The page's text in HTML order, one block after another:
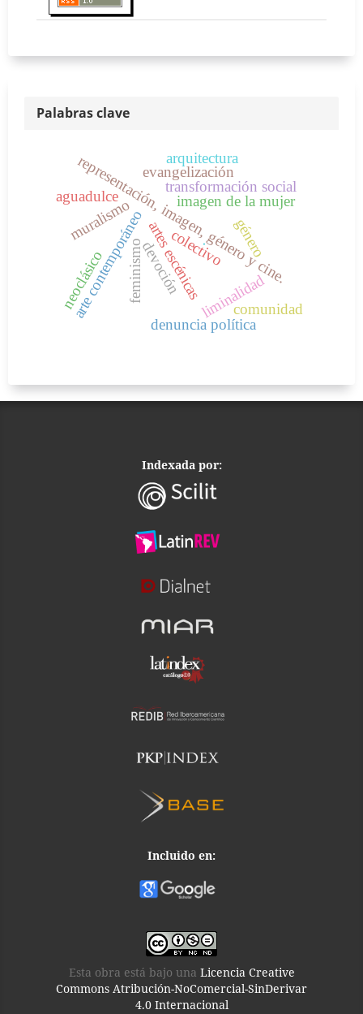
Palabras clave
representación, imagen, género y cine.
imagen de la mujer
arte contemporáneo
feminismo género
artes escénicasliminalidad
transformación social
denuncia política
muralismo
colectivo
aguadulce
comunidad
.
evangelización
arquitectura
neoclásico devoción
Indexada por:
Incluido en:
Esta obra está bajo una Licencia Creative
Commons Atribución-NoComercial-SinDerivar
4.0 Internacional